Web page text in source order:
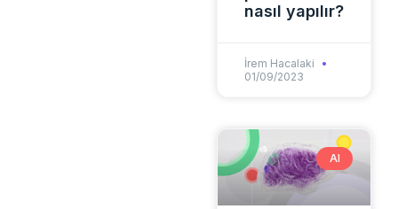
nasıl yapılır?
İrem Hacalaki
01/09/2023
AI